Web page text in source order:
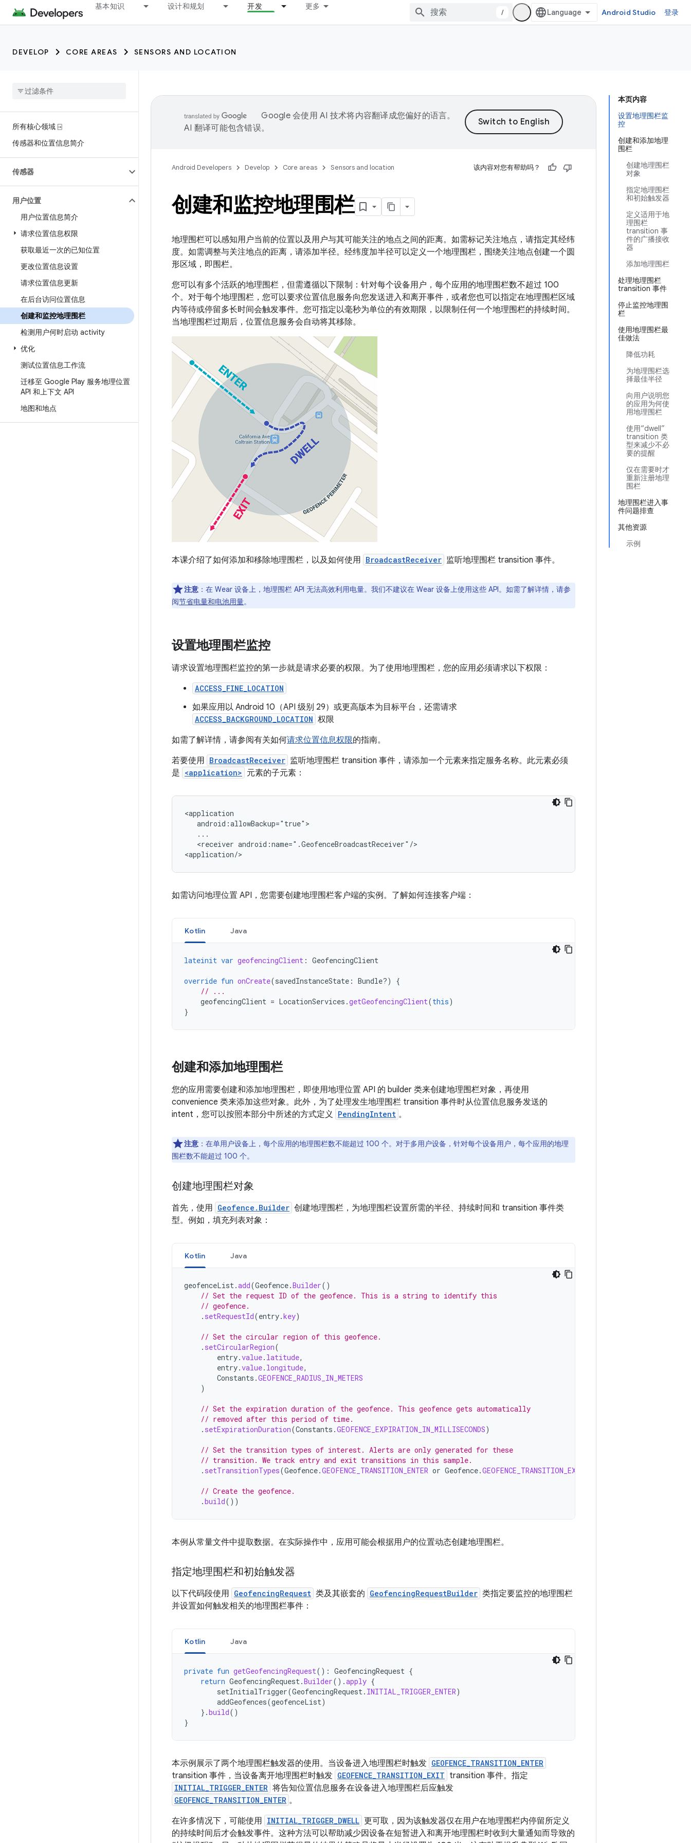
trait:citc 基本知识 设计和规划 开发 更多
/ Android Studio 登录
DEVELOP CORE AREAS SENSORS AND LOCATION
所有核心领域 ⍈
传感器和位置信息简介
传感器
用户位置
用户位置信息简介
请求位置信息权限
获取最近一次的已知位置
更改位置信息设置
请求位置信息更新
在后台访问位置信息
创建和监控地理围栏
检测用户何时启动 activity
优化
测试位置信息工作流
迁移至 Google Play 服务地理位置
API 和上下文 API
地图和地点
本页内容
设置地理围栏监
控
创建和添加地理
围栏
创建地理围栏
对象
指定地理围栏
和初始触发器
定义适用于地
理围栏
transition 事
件的广播接收
器
添加地理围栏
处理地理围栏
transition 事件
停止监控地理围
栏
使用地理围栏最
佳做法
降低功耗
为地理围栏选
择最佳半径
向用户说明您
的应用为何使
用地理围栏
使用“dwell”
transition 类
型来减少不必
要的提醒
仅在需要时才
重新注册地理
围栏
地理围栏进入事
件问题排查
其他资源
示例
Google 会使用 AI 技术将内容翻译成您偏好的语言。
AI 翻译可能包含错误。
Android Developers Develop Core areas Sensors and location 该内容对您有帮助吗？
创建和监控地理围栏
地理围栏可以感知用户当前的位置以及用户与其可能关注的地点之间的距离。如需标记关注地点，请指定其经纬
度。如需调整与关注地点的距离，请添加半径。经纬度加半径可以定义一个地理围栏，围绕关注地点创建一个圆
形区域，即围栏。
您可以有多个活跃的地理围栏，但需遵循以下限制：针对每个设备用户，每个应用的地理围栏数不超过 100
个。对于每个地理围栏，您可以要求位置信息服务向您发送进入和离开事件，或者您也可以指定在地理围栏区域
内等待或停留多长时间会触发事件。 您可指定以毫秒为单位的有效期限，以限制任何一个地理围栏的持续时间。
当地理围栏过期后，位置信息服务会自动将其移除。
本课介绍了如何添加和移除地理围栏，以及如何使用 BroadcastReceiver 监听地理围栏 transition 事件。
注意 ：在 Wear 设备上，地理围栏 API 无法高效利用电量。我们不建议在 Wear 设备上使用这些 API。如需了解详情，请参
阅节省电量和电池用量。
设置地理围栏监控
请求设置地理围栏监控的第一步就是请求必要的权限。为了使用地理围栏，您的应用必须请求以下权限：
ACCESS_FINE_LOCATION
如果应用以 Android 10（API 级别 29）或更高版本为目标平台，还需请求
ACCESS_BACKGROUND_LOCATION 权限
如需了解详情，请参阅有关如何请求位置信息权限的指南。
若要使用 BroadcastReceiver 监听地理围栏 transition 事件，请添加一个元素来指定服务名称。此元素必须
是 <application> 元素的子元素：
<receiver android:name=".GeofenceBroadcastReceiver"/>
<application/>
如需访问地理位置 API，您需要创建地理围栏客户端的实例。了解如何连接客户端：
Kotlin Java
lateinit var geofencingClient : GeofencingClient
override fun onCreate(savedInstanceState : Bundle?)
{
// ...
geofencingClient = LocationServices .getGeofencingClient(this)
}
创建和添加地理围栏
您的应用需要创建和添加地理围栏，即使用地理位置 API 的 builder 类来创建地理围栏对象，再使用
convenience 类来添加这些对象。此外，为了处理发生地理围栏 transition 事件时从位置信息服务发送的
intent，您可以按照本部分中所述的方式定义 PendingIntent 。
注意 ：在单用户设备上，每个应用的地理围栏数不能超过 100 个。对于多用户设备，针对每个设备用户，每个应用的地理
围栏数不能超过 100 个。
创建地理围栏对象
首先，使用 Geofence.Builder 创建地理围栏，为地理围栏设置所需的半径、持续时间和 transition 事件类
型。例如，填充列表对象：
Kotlin Java
geofenceList.add(Geofence.Builder()
// Set the request ID of the geofence. This is a string to identify this
// geofence.
. setRequestId(entry.key)
// Set the circular region of this geofence.
. setCircularRegion(
entry.value. latitude,
entry.value. longitude,
Constants .GEOFENCE_RADIUS_IN_METERS
)
// Set the expiration duration of the geofence. This geofence gets automatically
// removed after this period of time.
. setExpirationDuration(Constants .GEOFENCE_EXPIRATION_IN_MILLISECONDS)
// Set the transition types of interest. Alerts are only generated for these
// transition. We track entry and exit transitions in this sample.
. setTransitionTypes(Geofence.GEOFENCE_TRANSITION_ENTER or Geofence.GEOFENCE_TRANSITION_EXIT
// Create the geofence.
.build())
本例从常量文件中提取数据。在实际操作中，应用可能会根据用户的位置动态创建地理围栏。
指定地理围栏和初始触发器
以下代码段使用 GeofencingRequest 类及其嵌套的 GeofencingRequestBuilder 类指定要监控的地理围栏
并设置如何触发相关的地理围栏事件：
Kotlin Java
private fun getGeofencingRequest(): GeofencingRequest {
return GeofencingRequest.Builder().apply {
setInitialTrigger(GeofencingRequest. INITIAL_TRIGGER_ENTER)
addGeofences(geofenceList)
}.build()
}
本示例展示了两个地理围栏触发器的使用。当设备进入地理围栏时触发 GEOFENCE_TRANSITION_ENTER
transition 事件，当设备离开地理围栏时触发 GEOFENCE_TRANSITION_EXIT transition 事件。指定
INITIAL_TRIGGER_ENTER 将告知位置信息服务在设备进入地理围栏后应触发
GEOFENCE_TRANSITION_ENTER 。
在许多情况下，可能使用 INITIAL_TRIGGER_DWELL 更可取，因为该触发器仅在用户在地理围栏内停留所定义
的持续时间后才会触发事件。这种方法可以帮助减少因设备在短暂进入和离开地理围栏时收到大量通知而导致的